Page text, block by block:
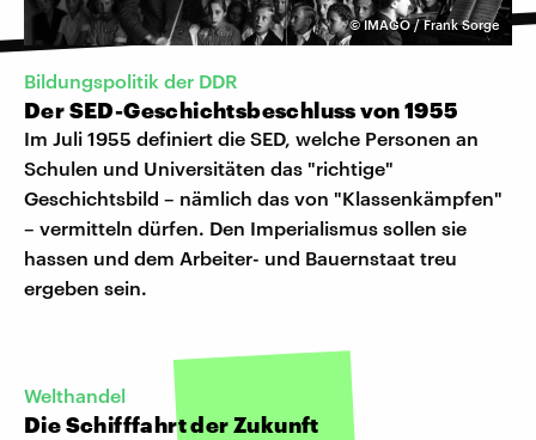
©IMAGO / Frank Sorge
Bildungspolitik der DDR
Der SED-Geschichtsbeschluss von 1955
Im Juli 1955 definiert die SED, welche Personen an
Schulen und Universitäten das "richtige"
Geschichtsbild – nämlich das von "Klassenkämpfen"
– vermitteln dürfen. Den Imperialismus sollen sie
hassen und dem Arbeiter- und Bauernstaat treu
ergeben sein.
Welthandel
Die Schifffahrt der Zukunft